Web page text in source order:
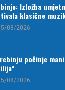
Izložba
klasične
08/2026
počinje
08/2026